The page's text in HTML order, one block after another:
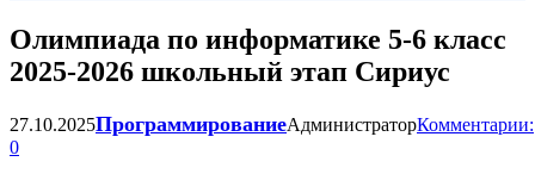
Олимпиада по информатике 5-6 класс
2025-2026 школьный этап Сириус
27.10.2025ПрограммированиеАдминистраторКомментарии:
0